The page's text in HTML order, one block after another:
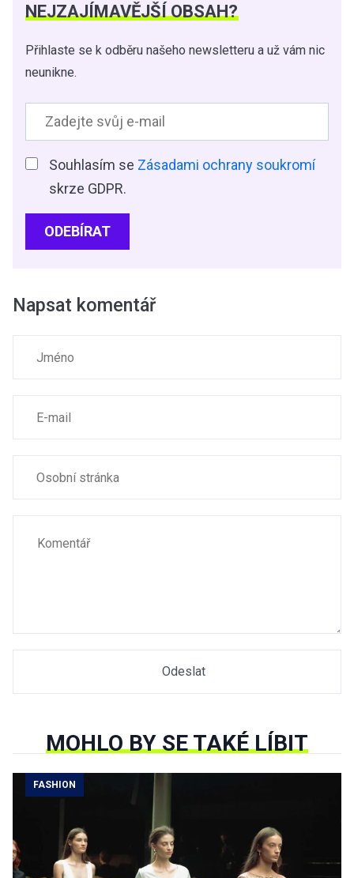
NEJZAJÍMAVĚJŠÍ OBSAH?
Přihlaste se k odběru našeho newsletteru a už vám nic
neunikne.
Souhlasím se Zásadami ochrany soukromí
skrze GDPR.
ODEBÍRAT
Napsat komentář
MOHLO BY SE TAKÉ LÍBIT
FASHION